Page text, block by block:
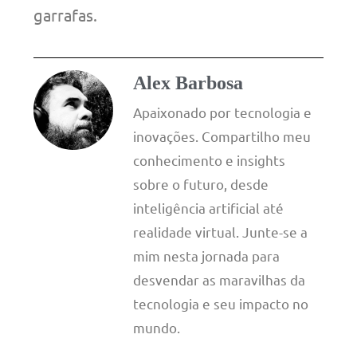
garrafas.
Alex Barbosa
Apaixonado por tecnologia e
inovações. Compartilho meu
conhecimento e insights
sobre o futuro, desde
inteligência artificial até
realidade virtual. Junte-se a
mim nesta jornada para
desvendar as maravilhas da
tecnologia e seu impacto no
mundo.